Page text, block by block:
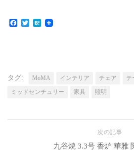
Facebook
TwitterHatena
タグ: MoMA インテリア チェア
テ
ミッドセンチュリー
家具 照明
次の記事
九谷焼 3.3号 香炉 華雅